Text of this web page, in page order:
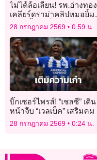
ไม่ได้ล้อเลียน! รพ.อ่างทอง
เคลียร์ดราม่าคลิปหมอยิ้ม
แถลงย้ำแค่ช็อกคำถามนัก
28 กรกฎาคม 2569 0:59 น.
บิ๊กเซอร์ไพรส์! “เชลซี” เดิน
หน้าจีบ “เวลเบ็ค” เสริมคม
28 กรกฎาคม 2569 0:24 น.